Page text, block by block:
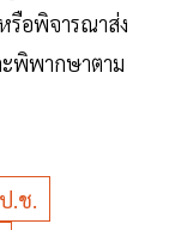
รือพิจารณาส่ง
ะพิพากษาตาม
.ช.